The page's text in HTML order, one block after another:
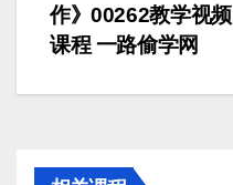
章
导
作》00262教学视频
课程 一路偷学网